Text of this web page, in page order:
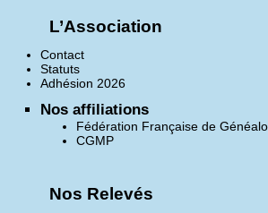
L’Association
Contact
Statuts
Adhésion 2026
Nos affiliations
Fédération Française de
CGMP
Nos Relevés